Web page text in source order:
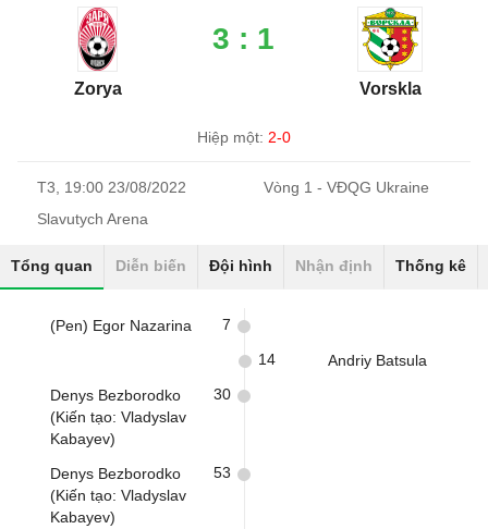
Zorya
3 : 1
Vorskla
Hiệp một: 2-0
T3, 19:00 23/08/2022
Vòng 1 - VĐQG Ukraine
Slavutych Arena
Tổng quan Diễn biến Đội hình Nhận định Thống kê
(Pen) Egor Nazarina 7
Andriy Batsula
14
Denys Bezborodko
(Kiến tạo: Vladyslav
Kabayev)
30
Denys Bezborodko
(Kiến tạo: Vladyslav
Kabayev)
53